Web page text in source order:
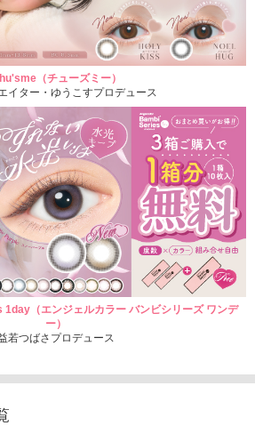
（チューズミー）
イター・ゆうこすプロデュース
（エンジェルカラー バンビシリーズ ワンデ
ー）
若つばさプロデュース